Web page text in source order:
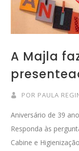
A Majla
POR PAULA
Aniversário de 39
Responda às
Cabine e